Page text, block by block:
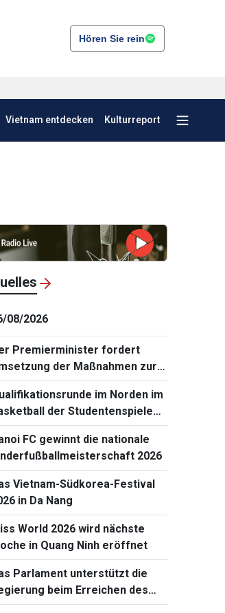
Hören Sie rein
Vietnam entdecken Kulturreport
08/2026
Premierminister fordert
der Maßnahmen zur
der
im Norden im
der Studentenspiele
eröffnet
FC gewinnt die nationale
2026
Vietnam-Südkorea-Festival
in Da Nang
World 2026 wird nächste
in Quang Ninh eröffnet
Parlament unterstützt die
beim Erreichen des
Wachstums